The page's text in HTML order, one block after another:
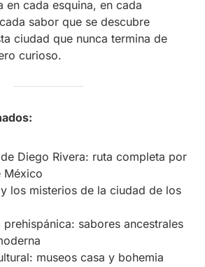
en cada esquina, en cada
sabor que se descubre
ciudad que nunca termina de
curioso.
Diego Rivera: ruta completa por
México
los misterios de la ciudad de los
prehispánica: sabores ancestrales
museos casa y bohemia